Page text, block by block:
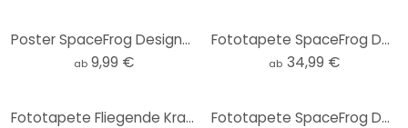
Poster SpaceFrog Designs - Nebliger Wald
ab 9,99 €
Fototapete SpaceFrog Designs - Meerestreiben - Rund - Selbstklebend/Vlies
ab 34,99 €
Fototapete Fliegende Kraniche - SpaceFrog Designs - Rund - Selbstklebend/Vlies Fototapete SpaceFrog Designs - Goldener Oktopus